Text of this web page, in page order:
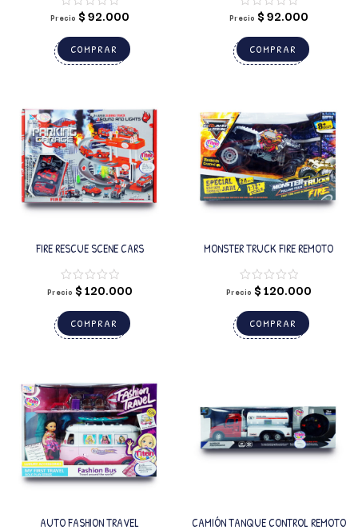
Precio $92.000
COMPRAR
Precio $92.000
COMPRAR
FIRE RESCUE SCENE CARS
Precio $120.000
COMPRAR
MONSTER TRUCK FIRE REMOTO
Precio $120.000
COMPRAR
AUTO FASHION TRAVEL CAMIÓN TANQUE CONTROL REMOTO